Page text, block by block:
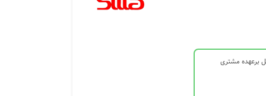
برعهده مشتری